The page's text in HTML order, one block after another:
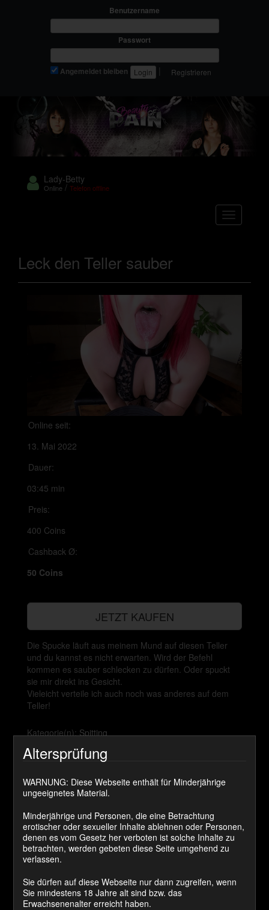
Benutzername
Passwort
Angemeldet bleiben Registrieren
Lady-Betty
Online /Telefon offline
Leck den Teller sauber
Online seit:
13. Mai 2022
Dauer:
03:45 min
Preis:
400 Coins
Cashback Ø:
50 Coins
JETZT KAUFEN
Die Spucke läuft aus meinem Mund auf diesen Teller
und du kannst es nicht erwarten. Wird der Befehl
kommen es sauber schlecken zu dürfen. Oder spuckt
sie mir direkt ins Gesicht.
Vieleicht verteile ich auch noch was anderes auf dem
Teller!
Kategorie(n):Spitting
Kommentare
13. Mai 2022 um 21:10 Uhr
Ich verpflichte mich, Ihre Spucke und die Portion
Sperma zu kaufen.
jo43182 sagt:
Altersprüfung
WARNUNG: Diese Webseite enthält für Minderjährige
ungeeignetes Material.
Minderjährige und Personen, die eine Betrachtung
erotischer oder sexueller Inhalte ablehnen oder Personen,
denen es vom Gesetz her verboten ist solche Inhalte zu
betrachten, werden gebeten diese Seite umgehend zu
verlassen.
Sie dürfen auf diese Webseite nur dann zugreifen, wenn
Sie mindestens 18 Jahre alt sind bzw. das
Erwachsenenalter erreicht haben.